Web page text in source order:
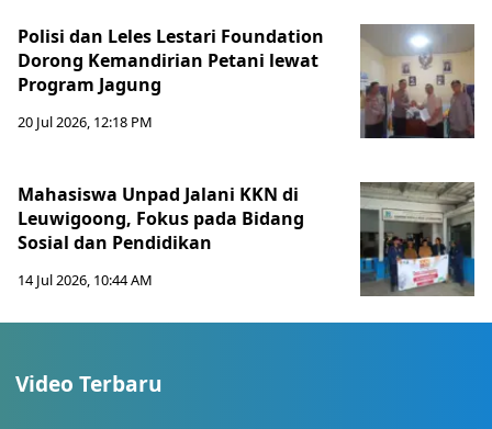
Polisi dan Leles Lestari Foundation
Dorong Kemandirian Petani lewat
Program Jagung
20 Jul 2026, 12:18 PM
Mahasiswa Unpad Jalani KKN di
Leuwigoong, Fokus pada Bidang
Sosial dan Pendidikan
14 Jul 2026, 10:44 AM
Video Terbaru